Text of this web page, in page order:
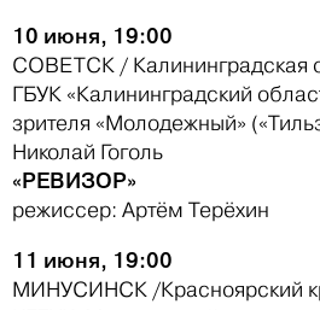
10 июня, 19:00
СОВЕТСК / Калининградская
ГБУК «Калининградский
зрителя «Молодежный»
Николай Гоголь
«РЕВИЗОР»
режиссер: Артём Терёхин
11 июня, 19:00
МИНУСИНСК /Красноярский